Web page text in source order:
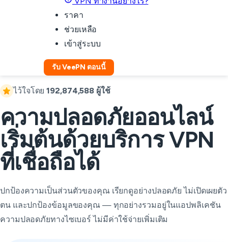
ราคา
ช่วยเหลือ
เข้าสู่ระบบ
รับ VeePN ตอนนี้
ไว้ใจโดย192,874,588 ผู้ใช้
ความปลอดภัยออนไลน์
เริ่มต้นด้วยบริการ VPN
ที่เชื่อถือได้
ปกป้องความเป็นส่วนตัวของคุณ เรียกดูอย่างปลอดภัย ไม่เปิดเผยตัว
ตน และปกป้องข้อมูลของคุณ — ทุกอย่างรวมอยู่ในแอปพลิเคชัน
ความปลอดภัยทางไซเบอร์ ไม่มีค่าใช้จ่ายเพิ่มเติม